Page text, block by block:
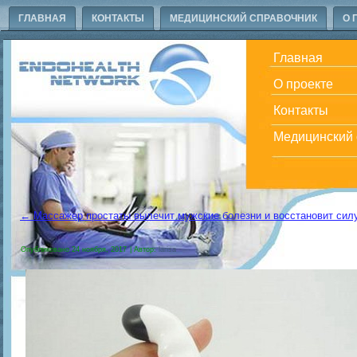
ГЛАВНАЯ КОНТАКТЫ МЕДИЦИНСКИЙ СПРАВОЧНИК О
Главная
О проекте
Контакты
Медицинский
←Массажер простаты вылечит мужские болезни и восстановит
Опубликовано 24 ноября, 2017|Автор: larisa